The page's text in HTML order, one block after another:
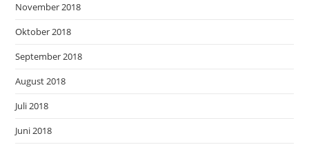
November 2018
Oktober 2018
September 2018
August 2018
Juli 2018
Juni 2018